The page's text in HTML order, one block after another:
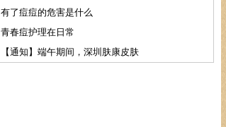
有了痘痘的危害是什么
青春痘护理在日常
【通知】端午期间，深圳肤康皮肤